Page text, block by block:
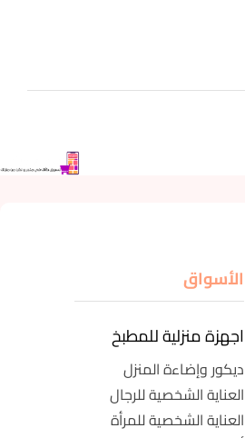
الأسواق
اجهزة منزلية للمطبخ
ديكور وإضاءة المنزل
العناية الشخصية للرجال
العناية الشخصية للمرأة